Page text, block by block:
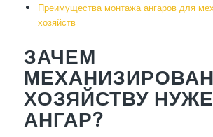
Преимущества монтажа ангаров для
хозяйств
ЗАЧЕМ
ХОЗЯЙСТВУ
АНГАР?